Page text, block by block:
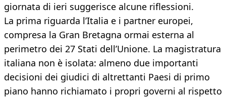
giornata di ieri suggerisce alcune riflessioni.
La prima riguarda l’Italia e i partner europei,
compresa la Gran Bretagna ormai esterna al
perimetro dei 27 Stati dell’Unione. La magistratura
italiana non è isolata: almeno due importanti
decisioni dei giudici di altrettanti Paesi di primo
piano hanno richiamato i propri governi al rispetto